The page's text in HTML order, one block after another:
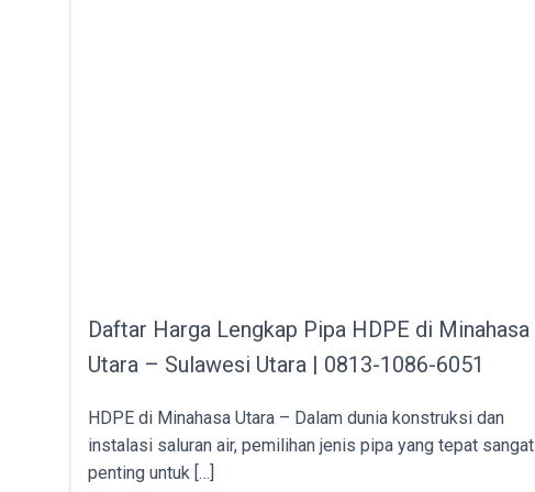
Daftar Harga Lengkap Pipa HDPE di Minahasa
Utara – Sulawesi Utara | 0813-1086-6051
HDPE di Minahasa Utara – Dalam dunia konstruksi dan
instalasi saluran air, pemilihan jenis pipa yang tepat sangat
penting untuk […]